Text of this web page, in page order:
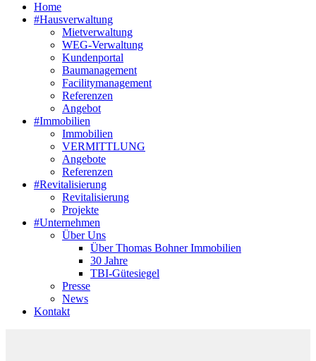
Home
#Hausverwaltung
Mietverwaltung
WEG-Verwaltung
Kundenportal
Baumanagement
Facilitymanagement
Referenzen
Angebot
#Immobilien
Immobilien
VERMITTLUNG
Angebote
Referenzen
#Revitalisierung
Revitalisierung
Projekte
#Unternehmen
Über Uns
Über Thomas Bohner Immobilien
30 Jahre
TBI-Gütesiegel
Presse
News
Kontakt